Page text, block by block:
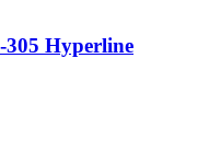
Hyperline